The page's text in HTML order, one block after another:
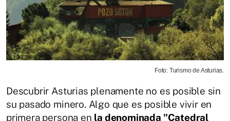
Foto: Turismo de Asturias.
Descubrir Asturias plenamente no es posible sin
su pasado minero. Algo que es posible vivir en
primera persona en la denominada "Catedral